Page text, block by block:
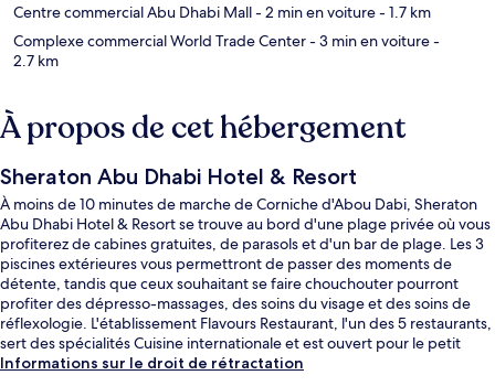
Centre commercial Abu Dhabi Mall- 2 min en voiture- 1.7 km
Complexe commercial World Trade Center- 3 min en voiture-
2.7 km
À propos de cet hébergement
Sheraton Abu Dhabi Hotel & Resort
À moins de 10 minutes de marche de Corniche d'Abou Dabi, Sheraton
Abu Dhabi Hotel & Resort se trouve au bord d'une plage privée où vous
profiterez de cabines gratuites, de parasols et d'un bar de plage. Les 3
piscines extérieures vous permettront de passer des moments de
détente, tandis que ceux souhaitant se faire chouchouter pourront
profiter des dépresso-massages, des soins du visage et des soins de
réflexologie. L'établissement Flavours Restaurant, l'un des 5 restaurants,
sert des spécialités Cuisine internationale et est ouvert pour le petit
déjeuner, le déjeuner et le dîner. Ce complexe touristique de luxe abrite
Informations sur le droit de rétractation